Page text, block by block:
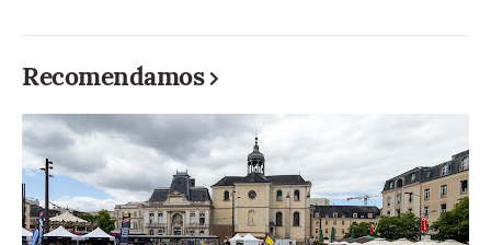
Recomendamos